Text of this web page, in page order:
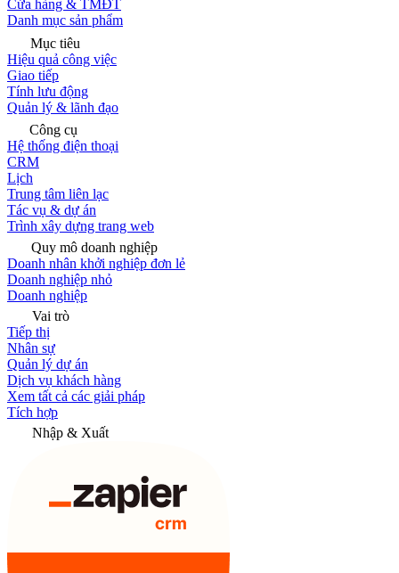
Cửa hàng & TMĐT
Danh mục sản phẩm
Mục tiêu
Hiệu quả công việc
Giao tiếp
Tính lưu động
Quản lý & lãnh đạo
Công cụ
Hệ thống điện thoại
CRM
Lịch
Trung tâm liên lạc
Tác vụ & dự án
Trình xây dựng trang web
Quy mô doanh nghiệp
Doanh nhân khởi nghiệp đơn lẻ
Doanh nghiệp nhỏ
Doanh nghiệp
Vai trò
Tiếp thị
Nhân sự
Quản lý dự án
Dịch vụ khách hàng
Xem tất cả các giải pháp
Tích hợp
Nhập & Xuất